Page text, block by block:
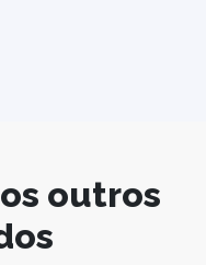
outros